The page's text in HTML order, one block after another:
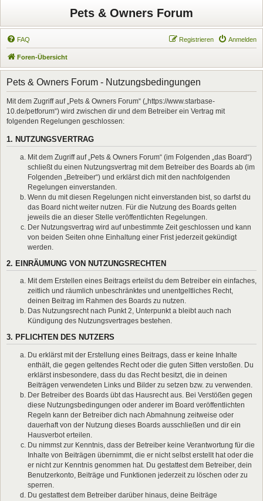
Pets & Owners Forum
FAQ Anmelden
Registrieren
Foren-Übersicht
Pets & Owners Forum - Nutzungsbedingungen
Mit dem Zugriff auf „Pets & Owners Forum“ („https://www.starbase-
10.de/petforum“) wird zwischen dir und dem Betreiber ein Vertrag mit
folgenden Regelungen geschlossen:
1. NUTZUNGSVERTRAG
Mit dem Zugriff auf „Pets & Owners Forum“ (im Folgenden „das Board“)
schließt du einen Nutzungsvertrag mit dem Betreiber des Boards ab (im
Folgenden „Betreiber“) und erklärst dich mit den nachfolgenden
Regelungen einverstanden.
Wenn du mit diesen Regelungen nicht einverstanden bist, so darfst du
das Board nicht weiter nutzen. Für die Nutzung des Boards gelten
jeweils die an dieser Stelle veröffentlichten Regelungen.
Der Nutzungsvertrag wird auf unbestimmte Zeit geschlossen und kann
von beiden Seiten ohne Einhaltung einer Frist jederzeit gekündigt
werden.
2. EINRÄUMUNG VON NUTZUNGSRECHTEN
Mit dem Erstellen eines Beitrags erteilst du dem Betreiber ein einfaches,
zeitlich und räumlich unbeschränktes und unentgeltliches Recht,
deinen Beitrag im Rahmen des Boards zu nutzen.
Das Nutzungsrecht nach Punkt 2, Unterpunkt a bleibt auch nach
Kündigung des Nutzungsvertrages bestehen.
3. PFLICHTEN DES NUTZERS
Du erklärst mit der Erstellung eines Beitrags, dass er keine Inhalte
enthält, die gegen geltendes Recht oder die guten Sitten verstoßen. Du
erklärst insbesondere, dass du das Recht besitzt, die in deinen
Beiträgen verwendeten Links und Bilder zu setzen bzw. zu verwenden.
Der Betreiber des Boards übt das Hausrecht aus. Bei Verstößen gegen
diese Nutzungsbedingungen oder anderer im Board veröffentlichten
Regeln kann der Betreiber dich nach Abmahnung zeitweise oder
dauerhaft von der Nutzung dieses Boards ausschließen und dir ein
Hausverbot erteilen.
Du nimmst zur Kenntnis, dass der Betreiber keine Verantwortung für die
Inhalte von Beiträgen übernimmt, die er nicht selbst erstellt hat oder die
er nicht zur Kenntnis genommen hat. Du gestattest dem Betreiber, dein
Benutzerkonto, Beiträge und Funktionen jederzeit zu löschen oder zu
sperren.
Du gestattest dem Betreiber darüber hinaus, deine Beiträge